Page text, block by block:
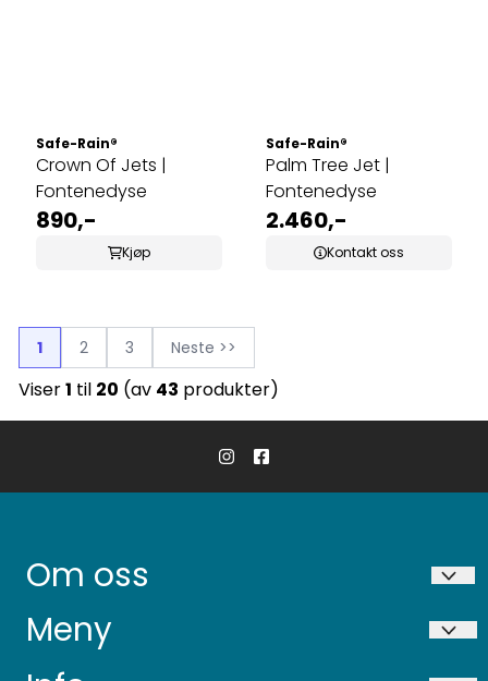
Safe-Rain®
Crown Of Jets |
Fontenedyse
890,-
Kjøp
Safe-Rain®
Palm Tree Jet |
Fontenedyse
2.460,-
Kontakt oss
1 2 3 Neste >>
Viser1 til 20 (av 43 produkter)
Om oss
Niigata AS
Ekservegen 36
Meny
Bring frakt betingelser